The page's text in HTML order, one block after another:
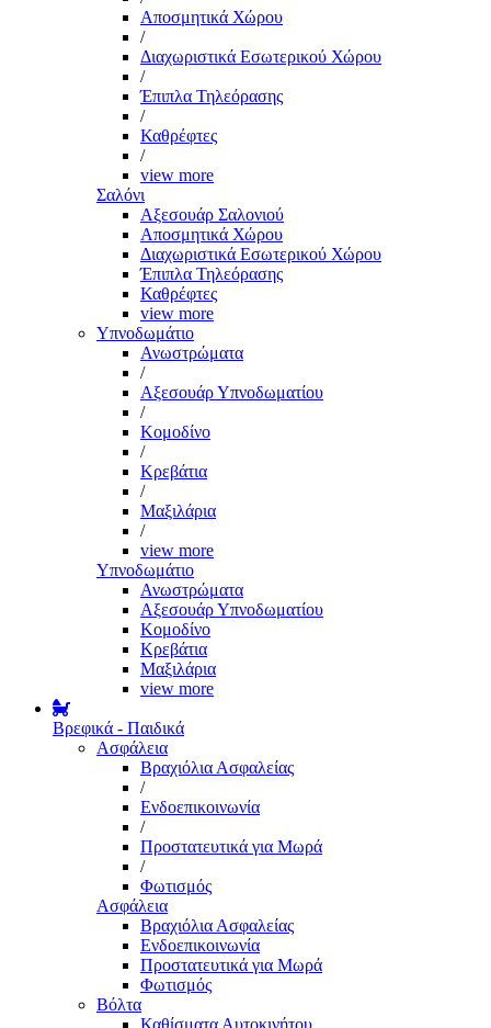
Αποσμητικά Χώρου
/
Διαχωριστικά Εσωτερικού Χώρου
/
Έπιπλα Τηλεόρασης
/
Καθρέφτες
/
view more
Σαλόνι
Αξεσουάρ Σαλονιού
Αποσμητικά Χώρου
Διαχωριστικά Εσωτερικού Χώρου
Έπιπλα Τηλεόρασης
Καθρέφτες
view more
Υπνοδωμάτιο
Ανωστρώματα
/
Αξεσουάρ Υπνοδωματίου
/
Κομοδίνο
/
Κρεβάτια
/
Μαξιλάρια
/
view more
Υπνοδωμάτιο
Ανωστρώματα
Αξεσουάρ Υπνοδωματίου
Κομοδίνο
Κρεβάτια
Μαξιλάρια
view more
Βρεφικά - Παιδικά
Ασφάλεια
Βραχιόλια Ασφαλείας
/
Ενδοεπικοινωνία
/
Προστατευτικά για Μωρά
/
Φωτισμός
Ασφάλεια
Βραχιόλια Ασφαλείας
Ενδοεπικοινωνία
Προστατευτικά για Μωρά
Φωτισμός
Βόλτα
Καθίσματα Αυτοκινήτου